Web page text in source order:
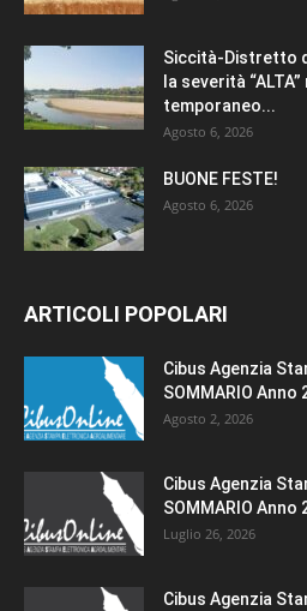
Siccità-Distretto
la severità
temporaneo...
Agosto 6, 2026
BUONE FESTE!
Agosto 6, 2026
ARTICOLI POPOLARI
Cibus Agenzia
SOMMARIO Anno
Agosto 2, 2026
Cibus Agenzia
SOMMARIO Anno
Luglio 26, 2026
Cibus Agenzia